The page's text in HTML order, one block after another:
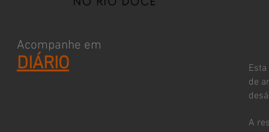
Acompanhe em
DIÁRIO
de
A